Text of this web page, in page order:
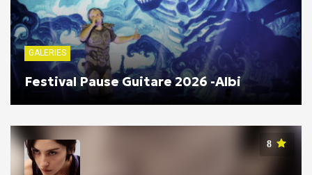
GALERIES
Festival Pause Guitare 2026 -Albi
8